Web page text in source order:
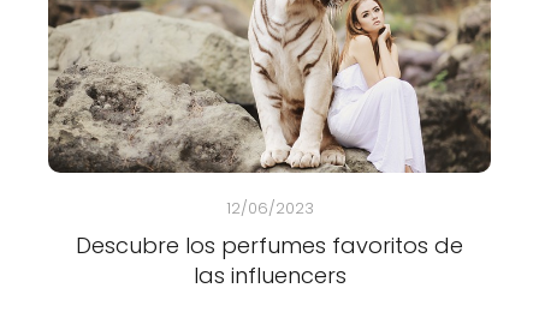
12/06/2023
Descubre los perfumes favoritos de
las influencers